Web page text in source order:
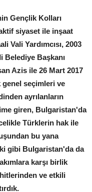
Gençlik Kolları
siyaset ile inşaat
Vali Yardımcısı, 2003
Belediye Başkanı
Azis ile 26 Mart 2017
genel seçimleri ve
ayrılanların
giren, Bulgaristan'da
Türklerin hak ile
bu yana
gibi Bulgaristan'da da
karşı birlik
ve etkili